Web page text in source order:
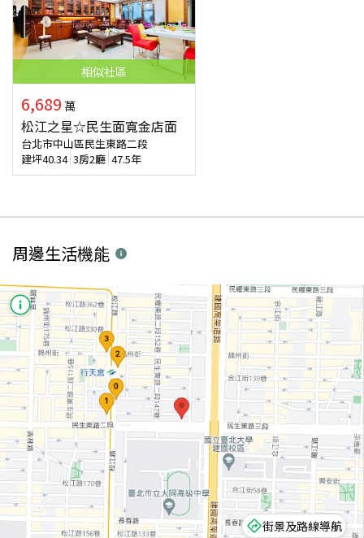
相似社區
6,689 萬
松江之星☆民生面寬金店面
台北市中山區民生東路二段
建坪40.34 3房2廳 47.5年
周邊生活機能
街景及路線導航